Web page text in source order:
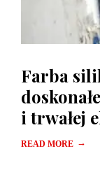
Farba
i trwałej
READ MORE →